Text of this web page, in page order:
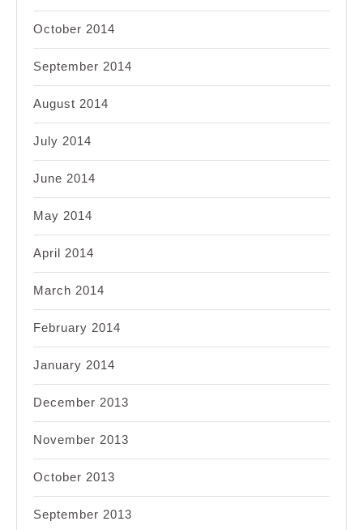
October 2014
September 2014
August 2014
July 2014
June 2014
May 2014
April 2014
March 2014
February 2014
January 2014
December 2013
November 2013
October 2013
September 2013